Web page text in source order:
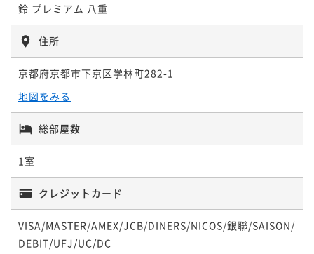
鈴 プレミアム 八重
住所
京都府京都市下京区学林町282-1
地図をみる
総部屋数
1室
クレジットカード
VISA/MASTER/AMEX/JCB/DINERS/NICOS/銀聯/SAISON/
DEBIT/UFJ/UC/DC